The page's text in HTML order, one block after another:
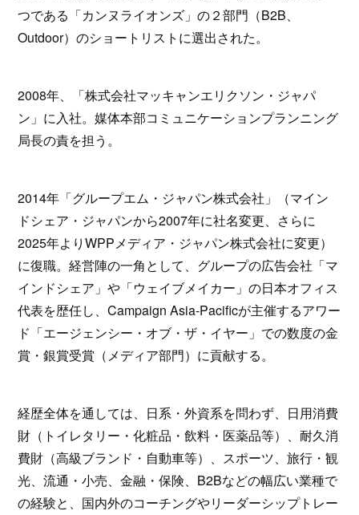
つである「カンヌライオンズ」の２部門（B2B、
Outdoor）のショートリストに選出された。
2008年、「株式会社マッキャンエリクソン・ジャパ
ン」に入社。媒体本部コミュニケーションプランニング
局長の責を担う。
2014年「グループエム・ジャパン株式会社」（マイン
ドシェア・ジャパンから2007年に社名変更、さらに
2025年よりWPPメディア・ジャパン株式会社に変更）
に復職。経営陣の一角として、グループの広告会社「マ
インドシェア」や「ウェイブメイカー」の日本オフィス
代表を歴任し、Campaign Asia-Pacificが主催するアワー
ド「エージェンシー・オブ・ザ・イヤー」での数度の金
賞・銀賞受賞（メディア部門）に貢献する。
経歴全体を通しては、日系・外資系を問わず、日用消費
財（トイレタリー・化粧品・飲料・医薬品等）、耐久消
費財（高級ブランド・自動車等）、スポーツ、旅行・観
光、流通・小売、金融・保険、B2Bなどの幅広い業種で
の経験と、国内外のコーチングやリーダーシップトレー